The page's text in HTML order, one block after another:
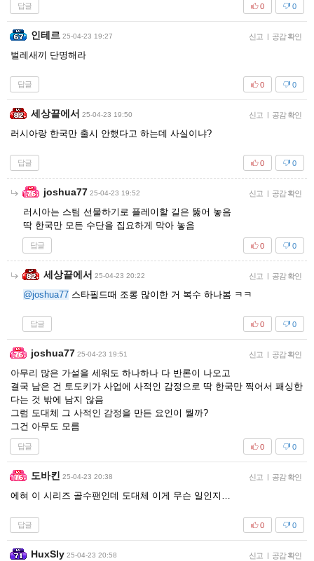
답글 0
0
인테르 25-04-23 19:27 신고 | 공감 확인
벌레새끼 단명해라
답글 0
0
세상끝에서 25-04-23 19:50 신고 | 공감 확인
러시아랑 한국만 출시 안했다고 하는데 사실이냐?
답글 0
0
joshua77 25-04-23 19:52 신고 | 공감 확인
러시아는 스팀 선물하기로 플레이할 길은 뚫어 놓음
딱 한국만 모든 수단을 집요하게 막아 놓음
답글 0
0
세상끝에서 25-04-23 20:22 신고 | 공감 확인
@joshua77 스타필드때 조롱 많이한 거 복수 하나봄 ㅋㅋ
답글 0
0
joshua77 25-04-23 19:51 신고 | 공감 확인
아무리 많은 가설을 세워도 하나하나 다 반론이 나오고
결국 남은 건 토도키가 사업에 사적인 감정으로 딱 한국만 찍어서 패싱한
다는 것 밖에 남지 않음
그럼 도대체 그 사적인 감정을 만든 요인이 뭘까?
그건 아무도 모름
답글 0
0
도바킨 25-04-23 20:38 신고 | 공감 확인
에혀 이 시리즈 골수팬인데 도대체 이게 무슨 일인지…
답글 0
0
HuxSly 25-04-23 20:58 신고 | 공감 확인